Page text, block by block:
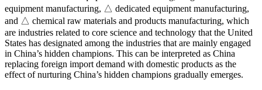
equipment manufacturing, △ dedicated equipment manufacturing,
and △ chemical raw materials and products manufacturing, which
are industries related to core science and technology that the United
States has designated among the industries that are mainly engaged
in China’s hidden champions. This can be interpreted as China
replacing foreign import demand with domestic products as the
effect of nurturing China’s hidden champions gradually emerges.